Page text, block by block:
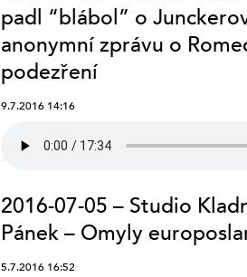
padl “blábol” o
anonymní zprávu o
podezření
9.7.2016 14:16
2016-07-05 – Studio
Pánek – Omyly
5.7.2016 16:52